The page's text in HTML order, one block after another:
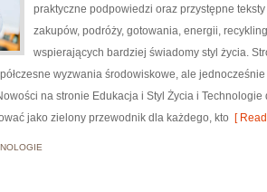
praktyczne podpowiedzi oraz przystępne
zakupów, podróży, gotowania, energii,
wspierających bardziej świadomy styl życia.
wyzwania środowiskowe, ale
na stronie Edukacja i Styl Życia i
jako zielony przewodnik dla każdego, kto [